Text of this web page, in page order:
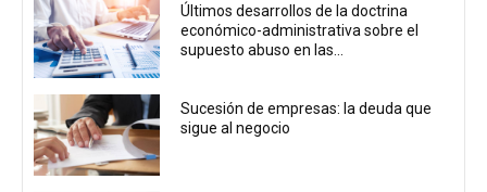
Últimos desarrollos de la doctrina
económico-administrativa sobre el
supuesto abuso en las...
Sucesión de empresas: la deuda que
sigue al negocio